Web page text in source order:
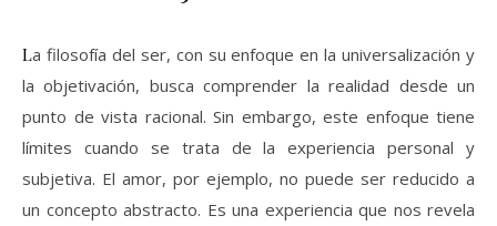
La filosofía del ser, con su enfoque en la universalización y
la objetivación, busca comprender la realidad desde un
punto de vista racional. Sin embargo, este enfoque tiene
límites cuando se trata de la experiencia personal y
subjetiva. El amor, por ejemplo, no puede ser reducido a
un concepto abstracto. Es una experiencia que nos revela